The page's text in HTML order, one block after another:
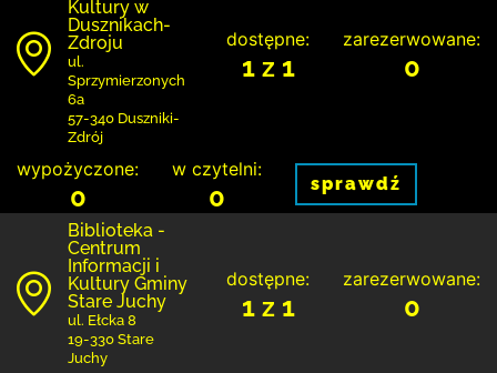
Kultury w
Dusznikach-
Zdroju
ul.
Sprzymierzonych
6a
57-340 Duszniki-
Zdrój
dostępne:
1 z 1
zarezerwowane:
0
wypożyczone:
0
w czytelni:
0 sprawdź
Biblioteka -
Centrum
Informacji i
Kultury Gminy
Stare Juchy
ul. Ełcka 8
19-330 Stare
Juchy
dostępne:
1 z 1
zarezerwowane:
0